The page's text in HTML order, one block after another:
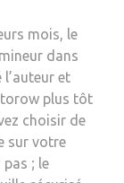
mois, le
dans
et
plus tôt
choisir de
sur votre
; le